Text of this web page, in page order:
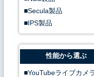
Secula製品
IPS製品
性能から選ぶ
YouTubeライブカメ